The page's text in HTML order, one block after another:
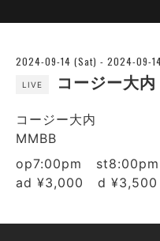
2024-09-14 (Sat) - 2024-09-
LIVE コージー大
コージー大内
MMBB
op7:00pm st8:00pm
ad ¥3,000 d ¥3,500